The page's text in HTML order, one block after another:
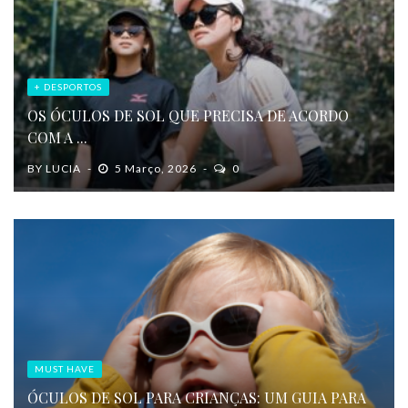
+ DESPORTOS
OS ÓCULOS DE SOL QUE PRECISA DE ACORDO
COM A ...
BY LUCIA 5 Março, 2026 0
MUST HAVE
ÓCULOS DE SOL PARA CRIANÇAS: UM GUIA PARA